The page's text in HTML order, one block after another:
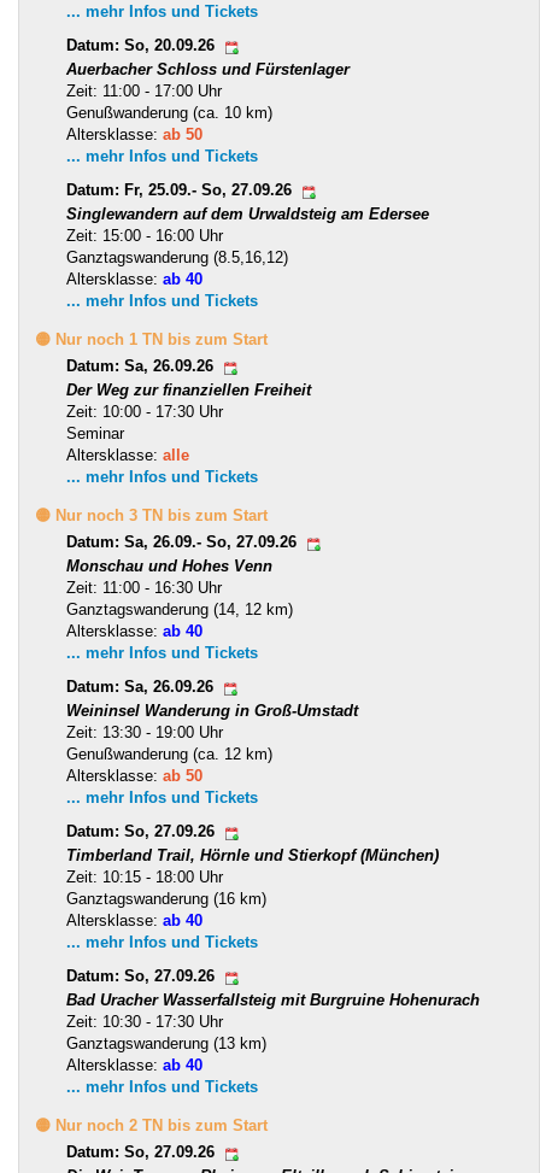
... mehr Infos und Tickets
Datum: So, 20.09.26
Auerbacher Schloss und Fürstenlager
Zeit: 11:00 - 17:00 Uhr
Genußwanderung (ca. 10 km)
Altersklasse: ab 50
... mehr Infos und Tickets
Datum: Fr, 25.09.- So, 27.09.26
Singlewandern auf dem Urwaldsteig am Edersee
Zeit: 15:00 - 16:00 Uhr
Ganztagswanderung (8.5,16,12)
Altersklasse: ab 40
... mehr Infos und Tickets
🟡 Nur noch 1 TN bis zum Start
Datum: Sa, 26.09.26
Der Weg zur finanziellen Freiheit
Zeit: 10:00 - 17:30 Uhr
Seminar
Altersklasse: alle
... mehr Infos und Tickets
🟡 Nur noch 3 TN bis zum Start
Datum: Sa, 26.09.- So, 27.09.26
Monschau und Hohes Venn
Zeit: 11:00 - 16:30 Uhr
Ganztagswanderung (14, 12 km)
Altersklasse: ab 40
... mehr Infos und Tickets
Datum: Sa, 26.09.26
Weininsel Wanderung in Groß-Umstadt
Zeit: 13:30 - 19:00 Uhr
Genußwanderung (ca. 12 km)
Altersklasse: ab 50
... mehr Infos und Tickets
Datum: So, 27.09.26
Timberland Trail, Hörnle und Stierkopf (München)
Zeit: 10:15 - 18:00 Uhr
Ganztagswanderung (16 km)
Altersklasse: ab 40
... mehr Infos und Tickets
Datum: So, 27.09.26
Bad Uracher Wasserfallsteig mit Burgruine Hohenurach
Zeit: 10:30 - 17:30 Uhr
Ganztagswanderung (13 km)
Altersklasse: ab 40
... mehr Infos und Tickets
🟡 Nur noch 2 TN bis zum Start
Datum: So, 27.09.26